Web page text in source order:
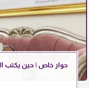
حوار خاص | حين يكتب